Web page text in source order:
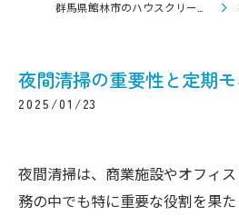
夜間清掃の重要性と定期
2025/01/23
夜間清掃は、商業施設やオフィ
務の中でも特に重要な役割を果